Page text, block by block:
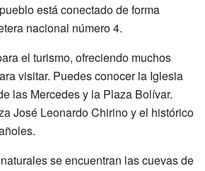
está conectado de forma
nacional número 4.
el turismo, ofreciendo muchos
visitar. Puedes conocer la Iglesia
las Mercedes y la Plaza Bolívar.
José Leonardo Chirino y el histórico
se encuentran las cuevas de